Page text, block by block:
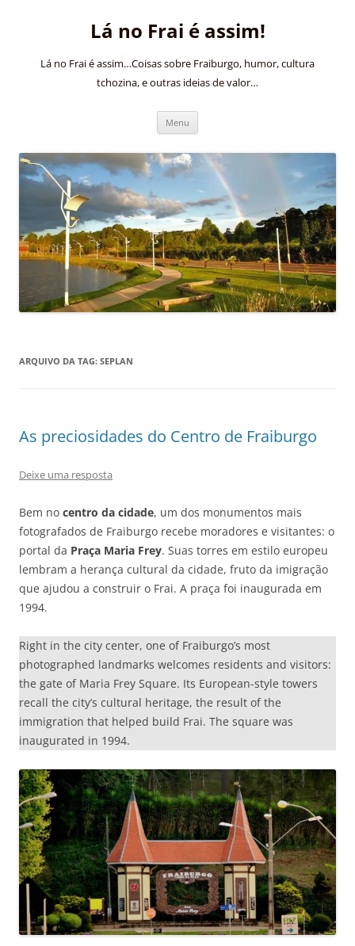
Lá no Frai é assim!
Lá no Frai é assim…Coisas sobre Fraiburgo, humor, cultura
tchozina, e outras ideias de valor…
Menu
ARQUIVO DA TAG: SEPLAN
As preciosidades do Centro de Fraiburgo
Deixe uma resposta
Bem no centro da cidade, um dos monumentos mais
fotografados de Fraiburgo recebe moradores e visitantes: o
portal da Praça Maria Frey. Suas torres em estilo europeu
lembram a herança cultural da cidade, fruto da imigração
que ajudou a construir o Frai. A praça foi inaugurada em
1994.
Right in the city center, one of Fraiburgo’s most
photographed landmarks welcomes residents and visitors:
the gate of Maria Frey Square. Its European-style towers
recall the city’s cultural heritage, the result of the
immigration that helped build Frai. The square was
inaugurated in 1994.